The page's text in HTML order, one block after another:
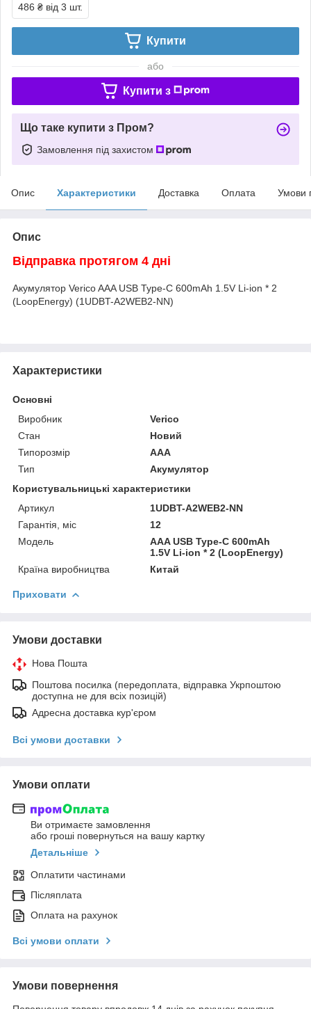
486 ₴ від 3 шт.
Купити
або
Купити з
Що таке купити з Пром?
Замовлення під захистом
Опис Характеристики Доставка Оплата Умови
Опис
Відправка протягом 4 дні
Акумулятор Verico AAA USB Type-C 600mAh 1.5V Li-ion * 2
(LoopEnergy) (1UDBT-A2WEB2-NN)
Характеристики
Основні
Виробник
Verico
Стан
Новий
Типорозмір
AAA
Тип
Акумулятор
Користувальницькі характеристики
Артикул
1UDBT-A2WEB2-NN
Гарантія, міс
12
Мoдель
AAA USB Type-C 600mAh
1.5V Li-ion * 2 (LoopEnergy)
Країна виробництва
Китай
Приховати
Умови доставки
Нова Пошта
Поштова посилка (передоплата, відправка Укрпоштою
доступна не для всіх позицій)
Адресна доставка кур'єром
Всі умови доставки
Умови оплати
Ви отримаєте замовлення
або гроші повернуться на вашу картку
Детальніше
Оплатити частинами
Післяплата
Оплата на рахунок
Всі умови оплати
Умови повернення